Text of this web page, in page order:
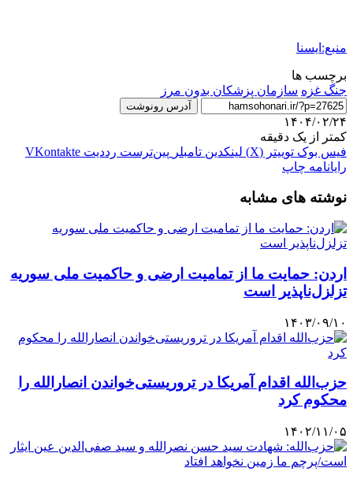
منبع:ایسنا
برچسب ها
جنگ غزه سازمان پزشکان بدون مرز
آدرس رونوشت
۱۴۰۴/۰۲/۲۴
کمتر از یک دقیقه
فیس بوک توییتر (X) لینکدین ‫تامبلر ‫پین‌ترست ‫رددیت ‫VKontakte
رایانامه چاپ
نوشته های مشابه
اردن: حمایت ما از تمامیت ارضی و حاکمیت ملی سوریه
تزلزل‌ناپذیر است
۱۴۰۳/۰۹/۱۰
حزب‌الله اقدام آمریکا در تروریستی‌خواندن انصارالله را
محکوم کرد
۱۴۰۲/۱۱/۰۵